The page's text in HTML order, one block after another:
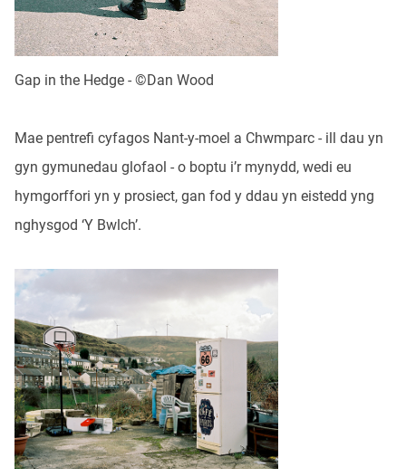
Gap in the Hedge - ©Dan Wood
Mae pentrefi cyfagos Nant-y-moel a Chwmparc - ill dau yn
gyn gymunedau glofaol - o boptu i’r mynydd, wedi eu
hymgorffori yn y prosiect, gan fod y ddau yn eistedd yng
nghysgod ‘Y Bwlch’.